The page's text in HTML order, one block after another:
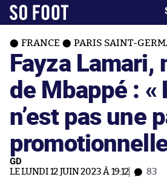
FRANCE PARIS SAINT-
Fayza Lamari,
de Mbappé : «
n’est pas une
GD
LE LUNDI 12 JUIN 2023 À 19:12 83